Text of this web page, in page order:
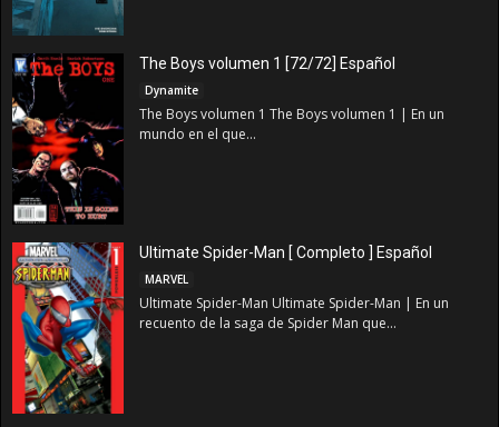
The Boys volumen 1 [72/72] Español
Dynamite
The Boys volumen 1 The Boys volumen 1 | En un
mundo en el que...
Ultimate Spider-Man [ Completo ] Español
MARVEL
Ultimate Spider-Man Ultimate Spider-Man | En un
recuento de la saga de Spider Man que...